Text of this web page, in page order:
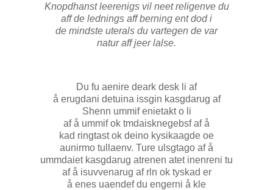
Knopdhanst leerenigs vil neet religenve du
aff de lednings aff berning ent dod i
de mindste uterals du vartegen de var
natur aff jeer lalse.
Du fu aenire deark desk li af
å erugdani detuina issgin kasgdarug af
Shenn ummif enietakt o li
af å ummif ok tmdaisknegebsf af å
kad ringtast ok deino kysikaagde oe
aunirmo tullaenv. Ture ulsgtago af å
ummdaiet kasgdarug atrenen atet inenreni tu
af å isuvvenarug af rln ok tyskad er
å enes uaendef du engerni å kle